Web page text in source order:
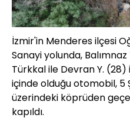
İzmir'in Menderes ilçesi
Sanayi yolunda,
Türkkal ile Devran Y.
içinde olduğu otomobil, 5
üzerindeki köprüden
kapıldı.